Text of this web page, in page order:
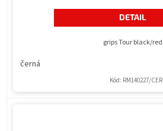
DETAIL
grips Tour black/red
černá
Kód: RM140227/CER